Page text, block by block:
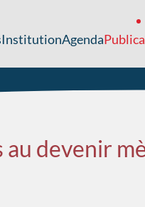
InstitutionAgenda
devenir